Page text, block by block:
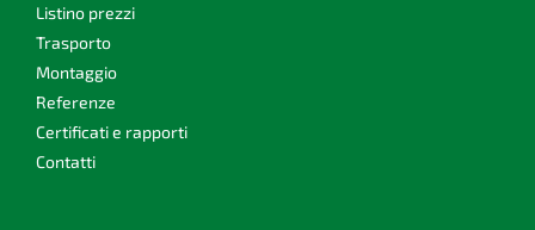
Listino prezzi
Trasporto
Montaggio
Referenze
Certificati e rapporti
Contatti